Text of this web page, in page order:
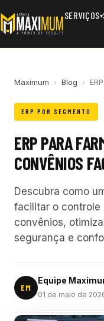
SERVIÇOS▾
Maximum › Blog ›
ERP POR SEGMENTO
ERP PARA
CONVÊNIOS
Descubra como
facilitar o controle
convênios,
segurança e
EM
Equipe
01 de maio de